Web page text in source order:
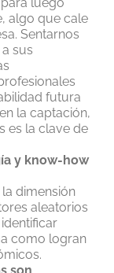
luego
algo que cale
Sentarnos
sus
futura
la captación,
es la clave de
y know-how
dimensión
aleatorios
como logran